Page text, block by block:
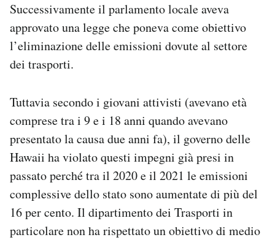
Successivamente il parlamento locale aveva
approvato una legge che poneva come obiettivo
l’eliminazione delle emissioni dovute al settore
dei trasporti.
Tuttavia secondo i giovani attivisti (avevano età
comprese tra i 9 e i 18 anni quando avevano
presentato la causa due anni fa), il governo delle
Hawaii ha violato questi impegni già presi in
passato perché tra il 2020 e il 2021 le emissioni
complessive dello stato sono aumentate di più del
16 per cento. Il dipartimento dei Trasporti in
particolare non ha rispettato un obiettivo di medio